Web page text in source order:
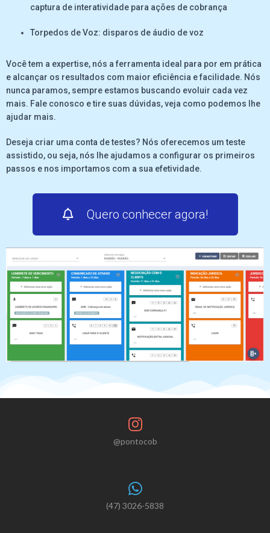
captura de interatividade para ações de cobrança
Torpedos de Voz: disparos de áudio de voz
Você tem a expertise, nós a ferramenta ideal para por em prática
e alcançar os resultados com maior eficiência e facilidade. Nós
nunca paramos, sempre estamos buscando evoluir cada vez
mais. Fale conosco e tire suas dúvidas, veja como podemos lhe
ajudar mais.
Deseja criar uma conta de testes? Nós oferecemos um teste
assistido, ou seja, nós lhe ajudamos a configurar os primeiros
passos e nos importamos com a sua efetividade.
Quero conhecer agora!
@pontocob
(47) 3026-5838